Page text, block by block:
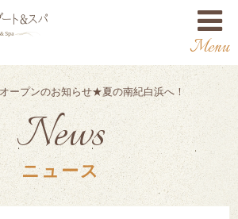
Menu
ープンのお知らせ★夏の南紀白浜へ！
News
ニュース